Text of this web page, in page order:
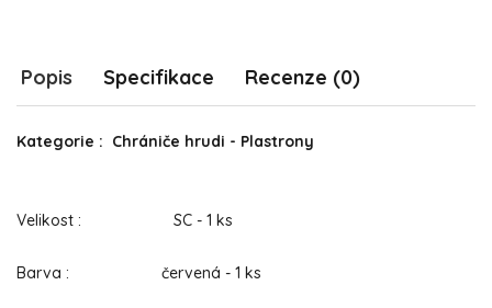
Popis Specifikace Recenze (0)
Kategorie : Chrániče hrudi - Plastrony
Velikost : SC - 1 ks
Barva : červená - 1 ks